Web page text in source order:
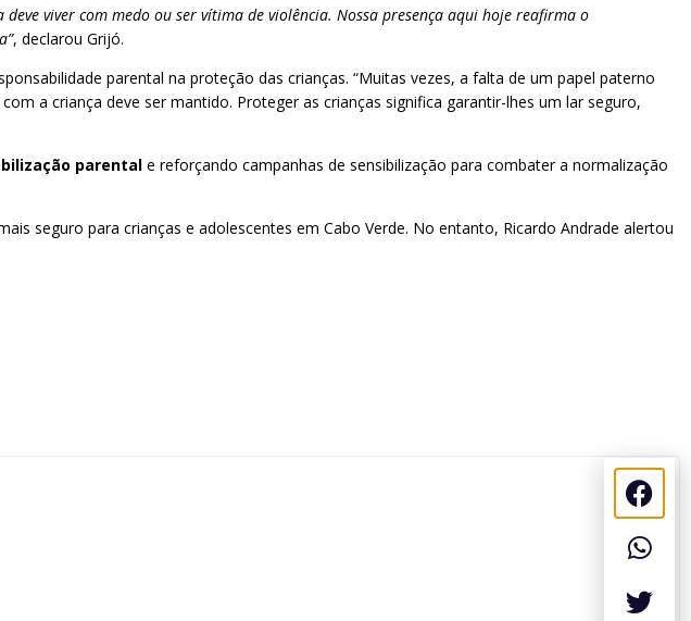
viver com medo ou ser vítima de violência. Nossa presença aqui hoje reafirma o
, declarou Grijó.
parental na proteção das crianças. “Muitas vezes, a falta de um papel paterno
a criança deve ser mantido. Proteger as crianças significa garantir-lhes um lar seguro,
parental e reforçando campanhas de sensibilização para combater a normalização
seguro para crianças e adolescentes em Cabo Verde. No entanto, Ricardo Andrade alertou